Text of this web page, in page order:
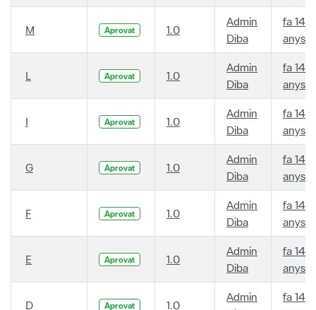
M Aprovat 1.0
Admin
Diba
fa 14
anys
L Aprovat 1.0
Admin
Diba
fa 14
anys
I Aprovat 1.0
Admin
Diba
fa 14
anys
G Aprovat 1.0
Admin
Diba
fa 14
anys
F Aprovat 1.0
Admin
Diba
fa 14
anys
E Aprovat 1.0
Admin
Diba
fa 14
anys
D Aprovat 1.0
Admin
fa 14